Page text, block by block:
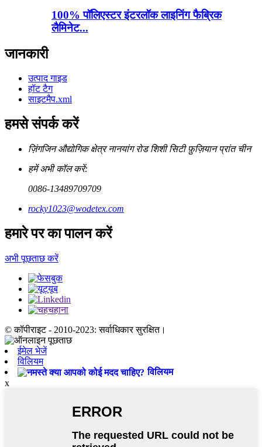
100% पॉलिएस्टर इंटरलॉक लाइनिंग फैब्रिक
लैमिनेट...
जानकारी
उत्पाद गाइड
हॉट टैग
साइटमैप.xml
हमसे संपर्क करें
ज़िंगजिन औद्योगिक क्षेत्र नानयांग रोड शिशी सिटी फ़ुज़ियान प्रांत चीन
हमें अभी कॉल करें:
0086-13489709709
rocky1023@wodetex.com
हमारे पर का पालन करें
अभी पूछताछ करें
© कॉपीराइट - 2010-2023: सर्वाधिकार सुरक्षित।
ईमेल भेजें
विलियम
विलियम
x